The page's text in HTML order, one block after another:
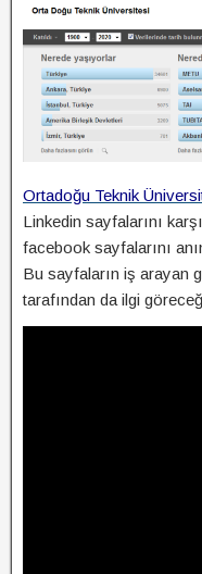
Ortadoğu Teknik
Linkedin sayfalarını
facebook sayfalarını
Bu sayfaların iş arayan
tarafından da ilgi